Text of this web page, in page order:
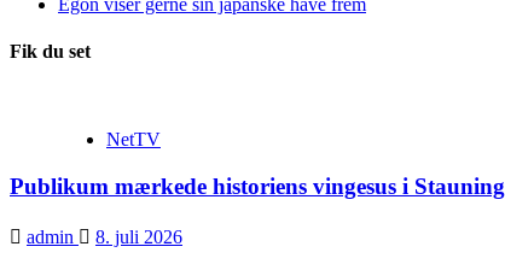
Fik du set
NetTV
Publikum mærkede historiens vingesus i Stauning
admin 8. juli 2026